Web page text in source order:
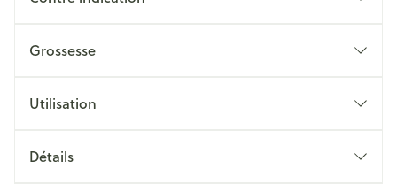
Grossesse
Utilisation
Détails